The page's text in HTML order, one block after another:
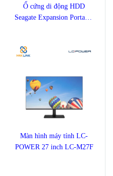
Ổ cứng di động HDD
Seagate Expansion Portable
Màn hình máy tính LC-
POWER 27 inch LC-M27F